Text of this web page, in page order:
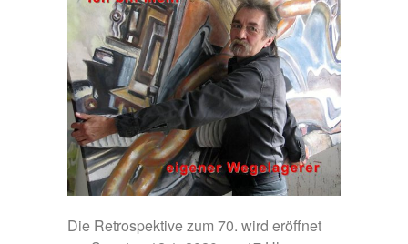
Die Retrospektive zum 70. wird eröffnet